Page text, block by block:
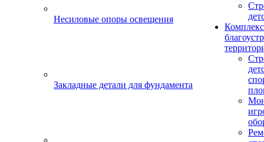
Несиловые опоры освещения
Закладные детали для фундамента